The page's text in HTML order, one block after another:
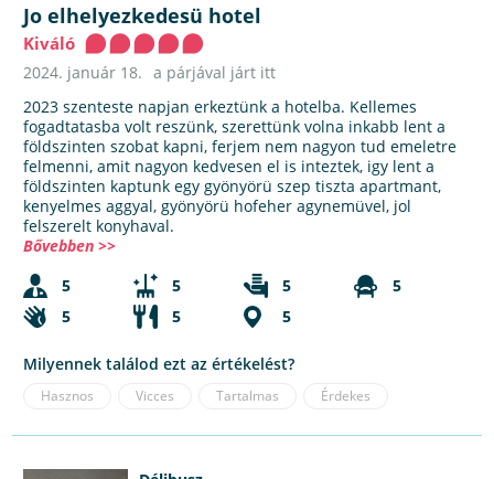
Jo elhelyezkedesü hotel
Kiváló
2024. január 18. a párjával járt itt
2023 szenteste napjan erkeztünk a hotelba. Kellemes
fogadtatasba volt reszünk, szerettünk volna inkabb lent a
földszinten szobat kapni, ferjem nem nagyon tud emeletre
felmenni, amit nagyon kedvesen el is inteztek, igy lent a
földszinten kaptunk egy gyönyörü szep tiszta apartmant,
kenyelmes aggyal, gyönyörü hofeher agynemüvel, jol
felszerelt konyhaval.
Bővebben >>
5
5 5
5
5
5 5
Milyennek találod ezt az értékelést?
Hasznos Vicces Tartalmas Érdekes